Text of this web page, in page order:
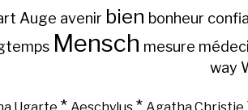
Auge avenir bien bonheur
Mensch mesure
way
* *